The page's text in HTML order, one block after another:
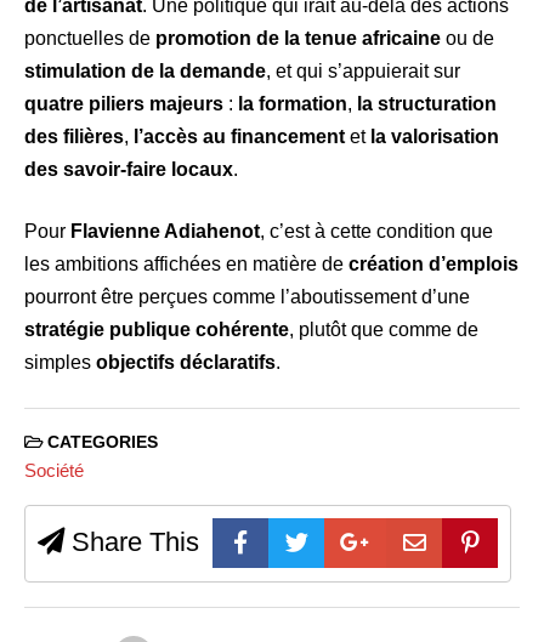
de l’artisanat. Une politique qui irait au-delà des actions
ponctuelles de promotion de la tenue africaine ou de
stimulation de la demande, et qui s’appuierait sur
quatre piliers majeurs : la formation, la structuration
des filières, l’accès au financement et la valorisation
des savoir-faire locaux.
Pour Flavienne Adiahenot, c’est à cette condition que
les ambitions affichées en matière de création d’emplois
pourront être perçues comme l’aboutissement d’une
stratégie publique cohérente, plutôt que comme de
simples objectifs déclaratifs.
CATEGORIES
Société
Share This